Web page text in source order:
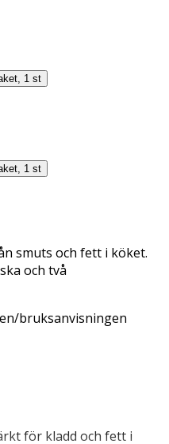
1 st
1 st
smuts och fett i köket.
och två
bruksanvisningen
för kladd och fett i